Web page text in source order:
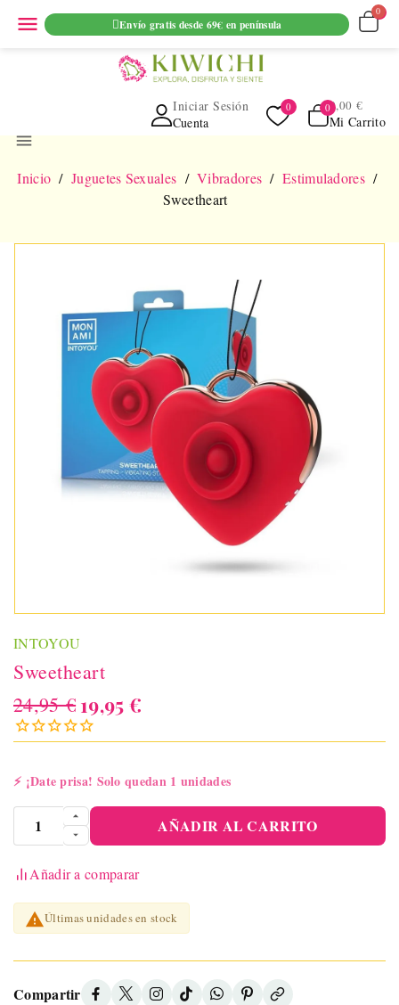
ENVIO GRATUITO EN PEDIDOS SUPERIORES A 69€ EN
PENINSULA
Cuenta
Iniciar Sesión
Mi Carrito
0,00 €
menu
Inicio Juguetes Sexuales Vibradores
Estimuladores
Sweetheart
INTOYOU
Sweetheart
24,95 € 19,95 €
⚡ ¡Date prisa! Solo quedan 1 unidades
AÑADIR AL CARRITO
Añadir a comparar
Últimas unidades en stock
Compartir
menu Envío gratis desde 69€ en península